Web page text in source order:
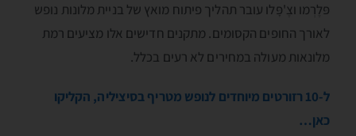
פּלֶרְמו וצֶ'פָּלו עובר תהליך פיתוח מואץ של בניית מלונות נופש
לאורך החופים הקסומים. מתקנים חדישים אלו מציעים רמת
מלונאות מעולה במחירים לא רעים בכלל.
ל-10 רזורטים מיוחדים לנופש מטריף בסיציליה, הקליקו
כאן…